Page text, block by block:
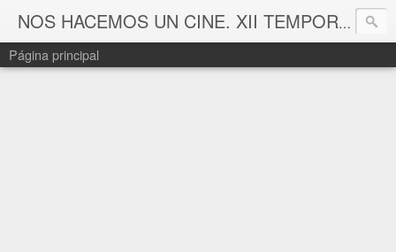
NOS HACEMOS UN CINE. XII TEMPORADA
Página principal